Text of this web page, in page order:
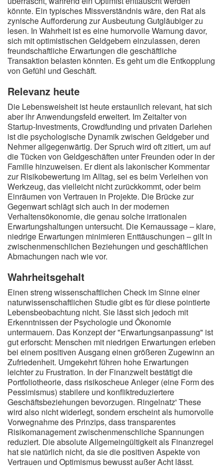
könnte. Ein typisches Missverständnis wäre, den Rat als
zynische Aufforderung zur Ausbeutung Gutgläubiger zu
lesen. In Wahrheit ist es eine humorvolle Warnung davor,
sich mit optimistischen Geldgebern einzulassen, deren
freundschaftliche Erwartungen die geschäftliche
Transaktion belasten könnten. Es geht um die Entkopplung
von Gefühl und Geschäft.
Relevanz heute
Die Lebensweisheit ist heute erstaunlich relevant, hat sich
aber ihr Anwendungsfeld erweitert. Im Zeitalter von
Startup-Investments, Crowdfunding und privaten Darlehen
ist die psychologische Dynamik zwischen Geldgeber und
Nehmer allgegenwärtig. Der Spruch wird oft zitiert, um auf
die Tücken von Geldgeschäften unter Freunden oder in der
Familie hinzuweisen. Er dient als lakonischer Kommentar
zur Risikobewertung im Alltag, sei es beim Verleihen von
Werkzeug, das vielleicht nicht zurückkommt, oder beim
Einräumen von Vertrauen in Projekte. Die Brücke zur
Gegenwart schlägt sich auch in der modernen
Verhaltensökonomie, die genau solche irrationalen
Erwartungshaltungen untersucht. Die Kernaussage – klare,
niedrige Erwartungen minimieren Enttäuschungen – gilt in
zwischenmenschlichen Beziehungen und geschäftlichen
Abmachungen nach wie vor.
Wahrheitsgehalt
Einen streng wissenschaftlichen Check im Sinne einer
naturwissenschaftlichen Studie gibt es für diese pointierte
Lebensbeobachtung nicht. Sie lässt sich jedoch mit
Erkenntnissen der Psychologie und Ökonomie
untermauern. Das Konzept der "Erwartungsanpassung" ist
gut erforscht: Menschen mit niedrigen Erwartungen erleben
bei einem positiven Ausgang einen größeren Zugewinn an
Zufriedenheit. Umgekehrt führen hohe Erwartungen
leichter zu Frustration. In der Finanzwelt bestätigt die
Portfoliotheorie, dass risikoscheue Anleger (eine Form des
Pessimismus) stabilere und konfliktreduziertere
Geschäftsbeziehungen bevorzugen. Ringelnatz' These
wird also nicht widerlegt, sondern erscheint als humorvolle
Vorwegnahme des Prinzips, dass transparentes
Risikomanagement zwischenmenschliche Spannungen
reduziert. Die absolute Allgemeingültigkeit als Finanzregel
hat sie natürlich nicht, da sie die positiven Aspekte von
Vertrauen und Optimismus bewusst außer Acht lässt.